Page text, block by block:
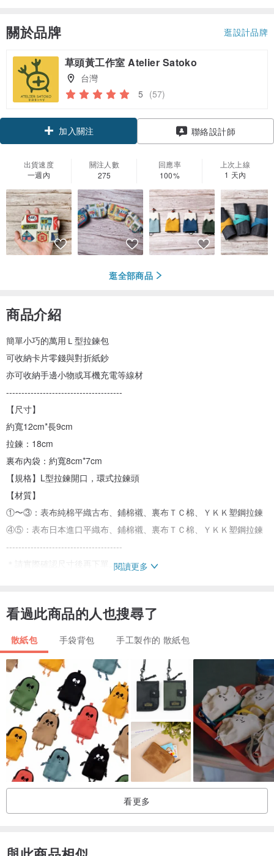
關於品牌 逛設計品牌
草頭黃工作室 Atelier Satoko
台灣
5 (57)
加入關注 聯絡設計師
出貨速度
一週內
關注人數
275
回應率
100%
上次上線
1 天內
逛全部商品
商品介紹
簡單小巧的萬用Ｌ型拉鍊包
可收納卡片零錢與對折紙鈔
亦可收納手邊小物或耳機充電等線材
--------------------------------------
【尺寸】
約寬12cm*長9cm
拉鍊：18cm
裏布內袋：約寬8cm*7cm
【規格】L型拉鍊開口，環式拉鍊頭
【材質】
①〜③：表布純棉平織古布、鋪棉襯、裏布ＴＣ棉、ＹＫＫ塑鋼拉鍊
④⑤：表布日本進口平織布、鋪棉襯、裏布ＴＣ棉、ＹＫＫ塑鋼拉鍊
--------------------------------------
＊請實際確認尺寸後再下單。
＊印花裁布隨機處理，出貨作品印花圖案與官網照片，位置上略有差
＊欲選擇其他圖案印花布，歡迎透過私訊討論細節，再下單。
＊為保持長久使用，請儘量手洗，晾乾後再用熨斗隔一層乾淨的薄棉
布熨燙。
＊本商品為「接單訂製」。付款後，從開始製作到寄出商品為 7 個工
作天。（不包含假日）
＊如無法接受請勿下單。
閱讀更多
看過此商品的人也搜尋了
散紙包 手袋背包 手工製作的 散紙包
看更多